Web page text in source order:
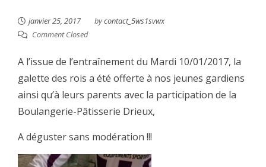
janvier 25, 2017 bycontact_5ws1svwx
Comment Closed
A l’issue de l’entraînement du Mardi 10/01/2017, la
galette des rois a été offerte à nos jeunes gardiens
ainsi qu’à leurs parents avec la participation de la
Boulangerie-Pâtisserie Drieux,
A déguster sans modération !!!